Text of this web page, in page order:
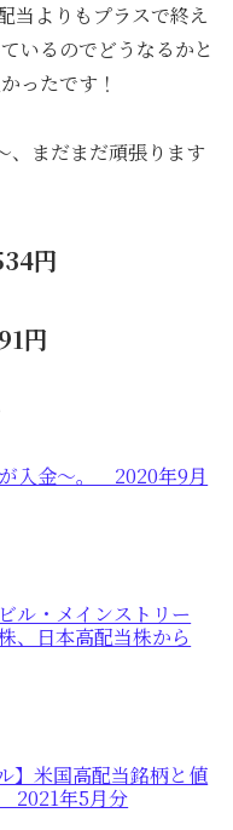
当よりもプラスで終え
いるのでどうなるかと
ったです！
、まだまだ頑張ります
円
円
が入金～。 2020年9月
ル・メインストリー
、日本高配当株から
】米国高配当銘柄と値
2021年5月分